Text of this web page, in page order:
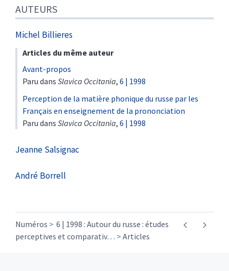
AUTEURS
Michel Billieres
Articles du même auteur
Avant-propos
Paru dans Slavica Occitania, 6 | 1998
Perception de la matière phonique du russe par les
Français en enseignement de la prononciation
Paru dans Slavica Occitania, 6 | 1998
Jeanne Salsignac
André Borrell
Numéros
6 | 1998 : Autour du russe : études
perceptives et comparativ… Articles